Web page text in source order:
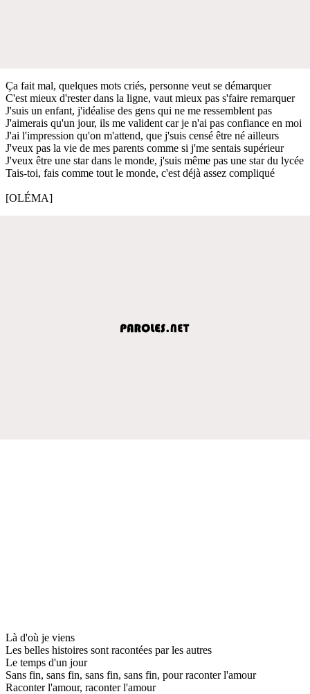
Ça fait mal, quelques mots criés, personne veut se démarquer
C'est mieux d'rester dans la ligne, vaut mieux pas s'faire remarquer
J'suis un enfant, j'idéalise des gens qui ne me ressemblent pas
J'aimerais qu'un jour, ils me valident car je n'ai pas confiance en moi
J'ai l'impression qu'on m'attend, que j'suis censé être né ailleurs
J'veux pas la vie de mes parents comme si j'me sentais supérieur
J'veux être une star dans le monde, j'suis même pas une star du lycée
Tais-toi, fais comme tout le monde, c'est déjà assez compliqué
[OLÉMA]
Là d'où je viens
Les belles histoires sont racontées par les autres
Le temps d'un jour
Sans fin, sans fin, sans fin, sans fin, pour raconter l'amour
Raconter l'amour, raconter l'amour